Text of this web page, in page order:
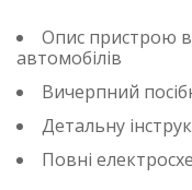
Опис пристрою
автомобілів
Вичерпний
Детальну
Повні